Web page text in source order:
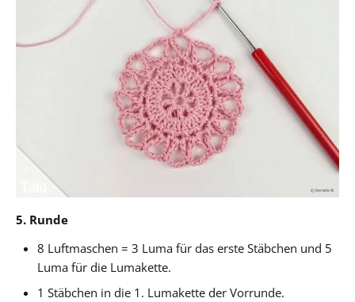
5. Runde
8 Luftmaschen = 3 Luma für das erste Stäbchen und 5
Luma für die Lumakette.
1 Stäbchen in die 1. Lumakette der Vorrunde.